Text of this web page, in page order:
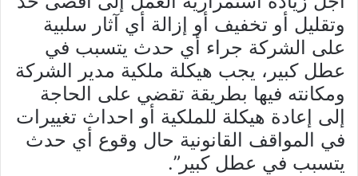
وتقليل أو تخفيف أو إزالة أي آثار سلبية
على الشركة جراء أي حدث يتسبب في
عطل كبير، يجب هيكلة ملكية مدير الشركة
ومكانته فيها بطريقة تقضي على الحاجة
إلى إعادة هيكلة للملكية أو احداث تغييرات
في المواقف القانونية حال وقوع أي حدث
يتسبب في عطل كبير”.